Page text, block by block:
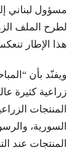
مسؤول لبناني
لطرح الملف
هذا الإطار
ويفنّد بأن
زراعية كثيرة
المنتجات
السورية،
المنتجات عند